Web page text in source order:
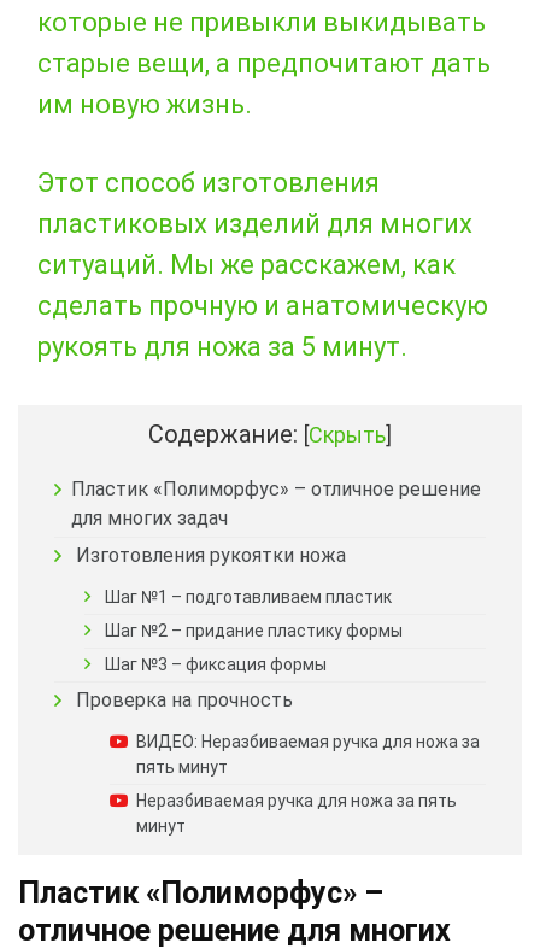
которые не привыкли выкидывать
старые вещи, а предпочитают дать
им новую жизнь.
Этот способ изготовления
пластиковых изделий для многих
ситуаций. Мы же расскажем, как
сделать прочную и анатомическую
рукоять для ножа за 5 минут.
Содержание: [Скрыть]
Пластик «Полиморфус» – отличное решение
для многих задач
Изготовления рукоятки ножа
Шаг №1 – подготавливаем пластик
Шаг №2 – придание пластику формы
Шаг №3 – фиксация формы
Проверка на прочность
ВИДЕО: Неразбиваемая ручка для ножа за
пять минут
Неразбиваемая ручка для ножа за пять
минут
Пластик «Полиморфус» –
отличное решение для многих